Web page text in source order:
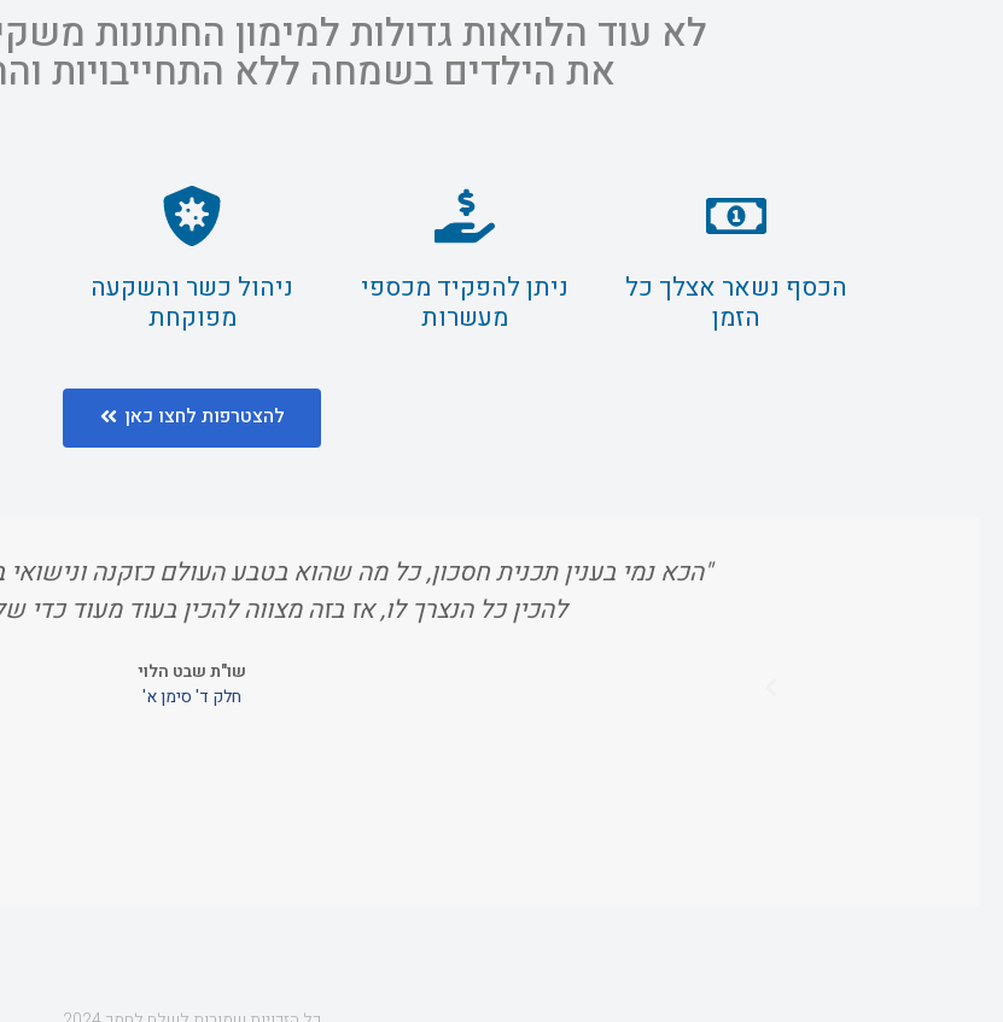
לא עוד הלוואות גדולות למימון החתונות
את הילדים בשמחה ללא התחייבויות
הכסף נשאר אצלך כל
הזמן
ניתן להפקיד מכספי
מעשרות
ניהול כשר והשקעה
מפוקחת
להצטרפות לחצו כאן
"הכא נמי בענין תכנית חסכון, כל מה שהוא בטבע העולם כזקנה ונישואי
להכין כל הנצרך לו, אז בזה מצווה להכין בעוד מעוד כדי
שו"ת שבט הלוי
חלק ד' סימן א'